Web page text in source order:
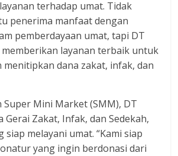
terhadap umat. Tidak
penerima manfaat dengan
pemberdayaan umat, tapi DT
memberikan layanan terbaik untuk
dana zakat, infak, dan
Super Mini Market (SMM), DT
Gerai Zakat, Infak, dan Sedekah,
siap melayani umat. “Kami siap
yang ingin berdonasi dari